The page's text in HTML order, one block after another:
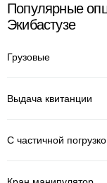
Популярные
Экибастузе
Грузовые
Выдача квитанции
С частичной